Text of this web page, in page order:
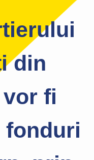
din
fi
fonduri